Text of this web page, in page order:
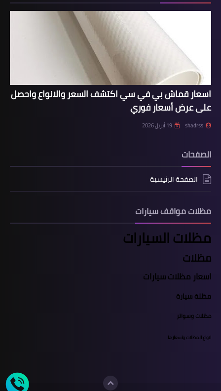
اسعار قماش بي في سي اكتشف السعر والانواع واحصل
على عرض أسعار فوري
shadrss 19 أبريل 2026
الصفحات
الصفحة الرئيسية
مظلات مواقف سيارات
مظلات السيارات
مظلات
اسعار مظلات سيارات
مظلة سيارة
مظلات وسواتر
انواع المظلات واسعارها